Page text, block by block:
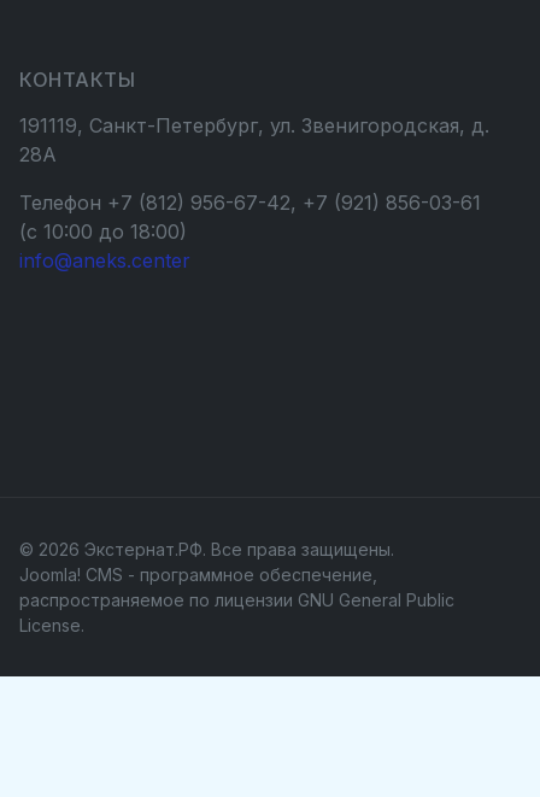
КОНТАКТЫ
191119, Санкт-Петербург, ул. Звенигородская, д.
28А
Телефон +7 (812) 956-67-42, +7 (921) 856-03-61
(с 10:00 до 18:00)
info@aneks.center
© 2026 Экстернат.РФ. Все права защищены.
Joomla! CMS - программное обеспечение,
распространяемое по лицензии GNU General Public
License.